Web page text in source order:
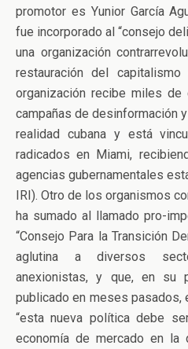
promotor es Yunior García
fue incorporado al “consejo
una organización
restauración del
organización recibe miles de
campañas de desinformación
realidad cubana y está
radicados en Miami,
agencias gubernamentales
IRI). Otro de los organismos
ha sumado al llamado pro-
“Consejo Para la Transición
aglutina a diversos
anexionistas, y que, en su
publicado en meses pasados,
“esta nueva política debe
economía de mercado en